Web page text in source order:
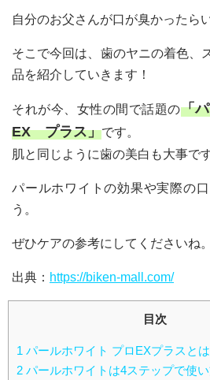
自分のお父さんが口が臭かったら
そこで今回は、歯のヤニの着色、
品を紹介していきます！
それが今、女性の間で話題の「
EX プラス」です。
肌と同じように歯の美白も大事です
パールホワイトの効果や実際の
う。
ぜひケアの参考にしてくださいね。
出典： https://biken-mall.com/
目次
1 パールホワイト プロEXプラスと
2 パールホワイトは4ステップで使い